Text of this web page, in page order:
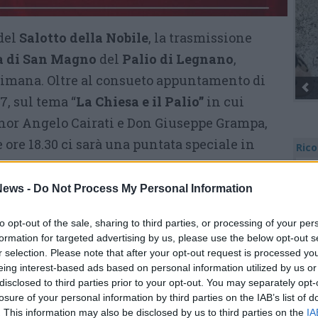
- Do Not Process My Personal Information
opt-out of the sale, sharing to third parties, or processing of your
for targeted advertising by us, please use the below opt-out
selection. Please note that after your opt-out request is processed
interest-based ads based on personal information utilized by us
to third parties prior to your opt-out. You may separately
of your personal information by third parties on the IAB’s list of
This information may also be disclosed by us to third parties on the
Salotto della Nobile, la trasmissione
di San Magno del Palio di Legnano,
Oltre al consueto appuntamento di
sul tema “La Chiesa e il Palio” in cui
Angelo Cairati e Don Giuseppe Grampa,
ore 18.30 ci sarà una puntata speciale in
della Battaglia di Legnano, con
la nota conduttrice televisivaAntonella
watch/sanmagno/1095494817510195/
Tutti gli eventi